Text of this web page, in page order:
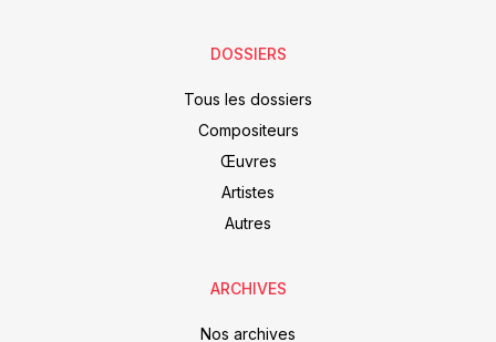
DOSSIERS
Tous les dossiers
Compositeurs
Œuvres
Artistes
Autres
ARCHIVES
Nos archives